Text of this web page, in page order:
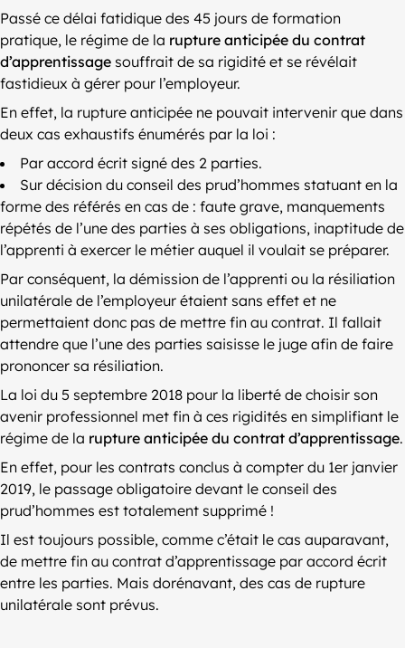
Passé ce délai fatidique des 45 jours de formation
pratique, le régime de la rupture anticipée du contrat
d’apprentissage souffrait de sa rigidité et se révélait
fastidieux à gérer pour l’employeur.
En effet, la rupture anticipée ne pouvait intervenir que dans
deux cas exhaustifs énumérés par la loi :
Par accord écrit signé des 2 parties.
Sur décision du conseil des prud’hommes statuant en la
forme des référés en cas de : faute grave, manquements
répétés de l’une des parties à ses obligations, inaptitude de
l’apprenti à exercer le métier auquel il voulait se préparer.
Par conséquent, la démission de l’apprenti ou la résiliation
unilatérale de l’employeur étaient sans effet et ne
permettaient donc pas de mettre fin au contrat. Il fallait
attendre que l’une des parties saisisse le juge afin de faire
prononcer sa résiliation.
La loi du 5 septembre 2018 pour la liberté de choisir son
avenir professionnel met fin à ces rigidités en simplifiant le
régime de la rupture anticipée du contrat d’apprentissage.
En effet, pour les contrats conclus à compter du 1er janvier
2019, le passage obligatoire devant le conseil des
prud’hommes est totalement supprimé !
Il est toujours possible, comme c’était le cas auparavant,
de mettre fin au contrat d’apprentissage par accord écrit
entre les parties. Mais dorénavant, des cas de rupture
unilatérale sont prévus.